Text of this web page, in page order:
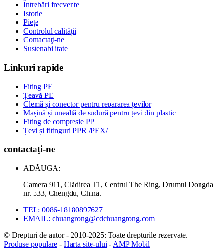
Întrebări frecvente
Istorie
Piețe
Controlul calității
Contactaţi-ne
Sustenabilitate
Linkuri rapide
Fiting PE
Țeavă PE
Clemă și conector pentru repararea țevilor
Mașină și unealtă de sudură pentru țevi din plastic
Fiting de compresie PP
Țevi și fitinguri PPR /PEX/
contactaţi-ne
ADĂUGA:
Camera 911, Clădirea T1, Centrul The Ring, Drumul Dongda
nr. 333, Chengdu, China.
TEL: 0086-18180897627
EMAIL: chuangrong@cdchuangrong.com
© Drepturi de autor - 2010-2025: Toate drepturile rezervate.
Produse populare - Harta site-ului - AMP Mobil